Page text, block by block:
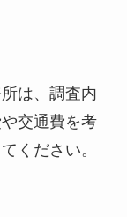
は、調査内
交通費を考
ください。